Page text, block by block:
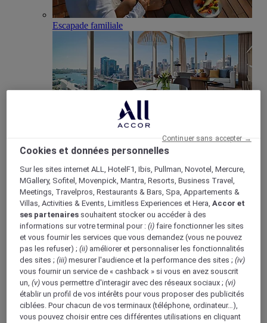
Escapade familiale
Club Millésime
Retour
Réunions et conférences
Cookies et données personnelles
Sur les sites internet ALL, HotelF1, Ibis, Pullman, Novotel, Mercure,
MGallery, Sofitel, Movenpick, Mantra, Resorts, Business Travel,
Meetings, Travelpros, Restaurants & Bars, Spa, Appartements &
Villas, Activities & Events, Limitless Experiences et Hera,Accor et
ses partenaires souhaitent stocker ou accéder à des
informations sur votre terminal pour :(i) faire fonctionner les sites
et vous fournir les services que vous demandez (vous ne pouvez
pas les refuser) ;(ii) améliorer et personnaliser les fonctionnalités
des sites ;(iii) mesurer l'audience et la performance des sites ;(iv)
vous fournir un service de « cashback » si vous en avez souscrit
un,(v) vous permettre d'interagir avec des réseaux sociaux ;(vi)
établir un profil de vos intérêts pour vous proposer des publicités
ciblées. Pour chacun de vos terminaux (téléphone, ordinateur…),
vous pouvez choisir entre ces différentes utilisations en cliquant
Continuer sans accepter →